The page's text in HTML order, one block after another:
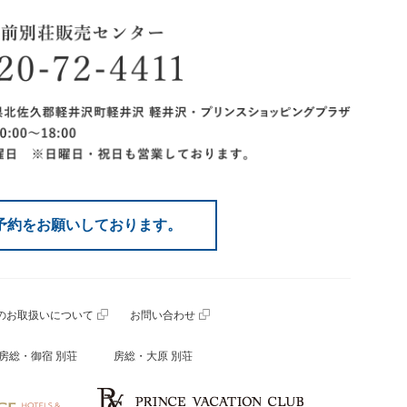
をお願いしております。
お取扱いについて お問い合わせ
房総・御宿 別荘 房総・大原 別荘